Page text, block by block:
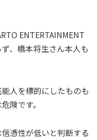
ENTERTAINMENT
、橋本将生さん本人も
人を標的にしたものも
険です。
憑性が低いと判断する